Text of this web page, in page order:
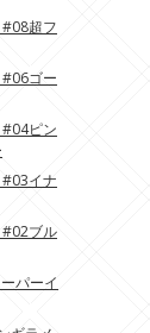
超フ
ゴー
ピン
イナ
#02ブル
パーイ